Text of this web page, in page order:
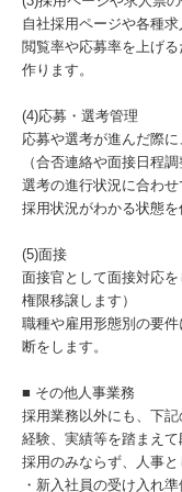
自社採用ページや各種求
閲覧率や応募率を上げ
作ります。
(4)応募・選考管理
応募や選考が進んだ際
（合否連絡や面接日程調
選考の進行状況に合わ
採用状況がわかる状態を
(5)面接
面接官として面接対応
権限移譲します）
職種や雇用形態別の要
断をします。
■ その他人事業務
採用業務以外にも、下
経験、実績等を踏まえて
採用のみならず、人事と
・新入社員の受け入れ準